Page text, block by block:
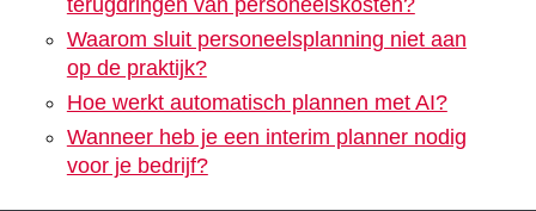
Waarom sluit personeelsplanning niet aan
op de praktijk?
Hoe werkt automatisch plannen met AI?
Wanneer heb je een interim planner nodig
voor je bedrijf?